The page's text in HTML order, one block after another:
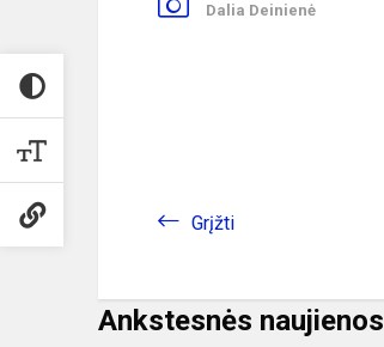
Dalia Deinienė
Grįžti
Ankstesnės naujienos